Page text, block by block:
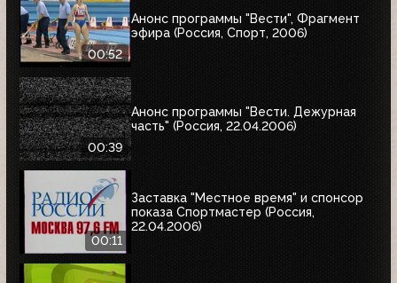
00:52
Анонс программы "Вести", Фрагмент
эфира (Россия, Спорт, 2006)
00:39
Анонс программы "Вести. Дежурная
часть" (Россия, 22.04.2006)
00:11
Заставка "Местное время" и спонсор
показа Спортмастер (Россия,
22.04.2006)